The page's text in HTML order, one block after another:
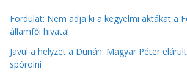
Fordulat: Nem adja ki a kegyelmi aktákat a
államfői hivatal
Javul a helyzet a Dunán: Magyar Péter
spórolni